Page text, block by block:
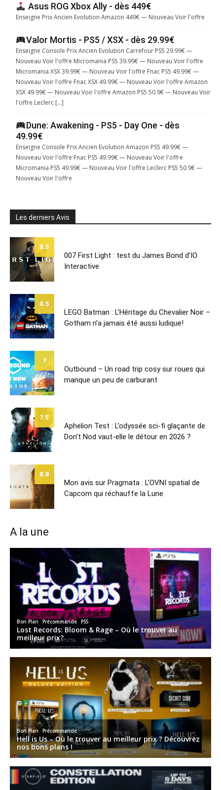
Asus ROG Xbox Ally - dès 449€
Enseigne Prix Ancien Evolution Amazon 449€ — Nouveau Voir l'offre
Valor Mortis - PS5 / XSX - dès 29.99€
Enseigne Console Prix Ancien Evolution Carrefour PS5 29.99€ —
Nouveau Voir l'offre Micromania PS5 39.99€ — Nouveau Voir l'offre
Micromania XSX 39.99€ — Nouveau Voir l'offre Fnac PS5 49.99€ —
Nouveau Voir l'offre Fnac XSX 49.99€ — Nouveau Voir l'offre Amazon
XSX 49.99€ — Nouveau Voir l'offre Amazon PS5 50.9€ — Nouveau Voir
l'offre Leclerc […]
Dune: Awakening - PS5 - Day One - dès
49.99€
Enseigne Console Prix Ancien Evolution Amazon PS5 49.99€ —
Nouveau Voir l'offre Fnac PS5 49.99€ — Nouveau Voir l'offre
Micromania PS5 49.99€ — Nouveau Voir l'offre Leclerc PS5 50.9€ —
Nouveau Voir l'offre
Les derniers Avis
8.5
007 First Light : test du James Bond d’IO
Interactive
8.5
LEGO Batman : L’Héritage du Chevalier Noir –
Gotham n’a jamais été aussi ludique!
7
Outbound – Un road trip cosy sur roues qui
manque un peu de carburant
7.5
Aphelion Test : L’odyssée sci-fi glaçante de
Don’t Nod vaut-elle le détour en 2026 ?
8.8
Mon avis sur Pragmata : L’OVNI spatial de
Capcom qui réchauffe la Lune
A la une